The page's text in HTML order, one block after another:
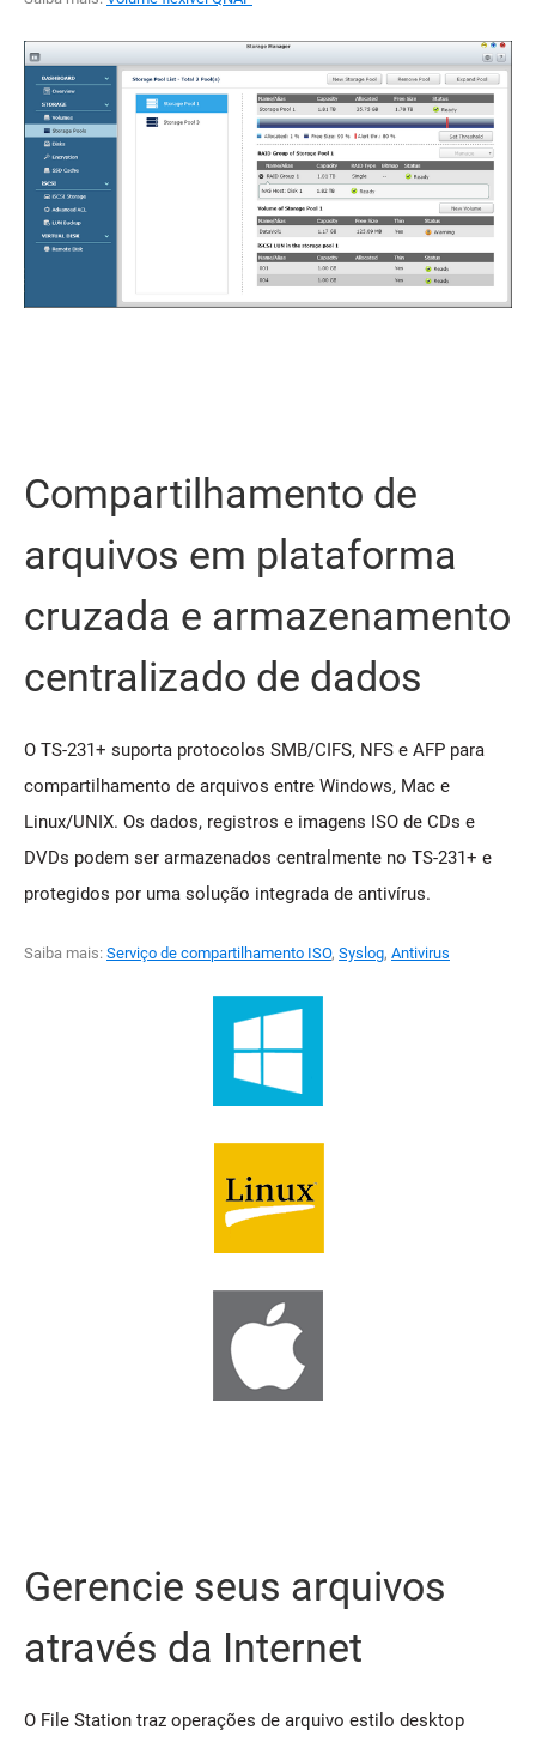
Compartilhamento de
arquivos em plataforma
cruzada e armazenamento
centralizado de dados
O TS-231+ suporta protocolos SMB/CIFS, NFS e AFP para
compartilhamento de arquivos entre Windows, Mac e
Linux/UNIX. Os dados, registros e imagens ISO de CDs e
DVDs podem ser armazenados centralmente no TS-231+ e
protegidos por uma solução integrada de antivírus.
Saiba mais: Serviço de compartilhamento ISO, Syslog, Antivirus
Gerencie seus arquivos
através da Internet
O File Station traz operações de arquivo estilo desktop